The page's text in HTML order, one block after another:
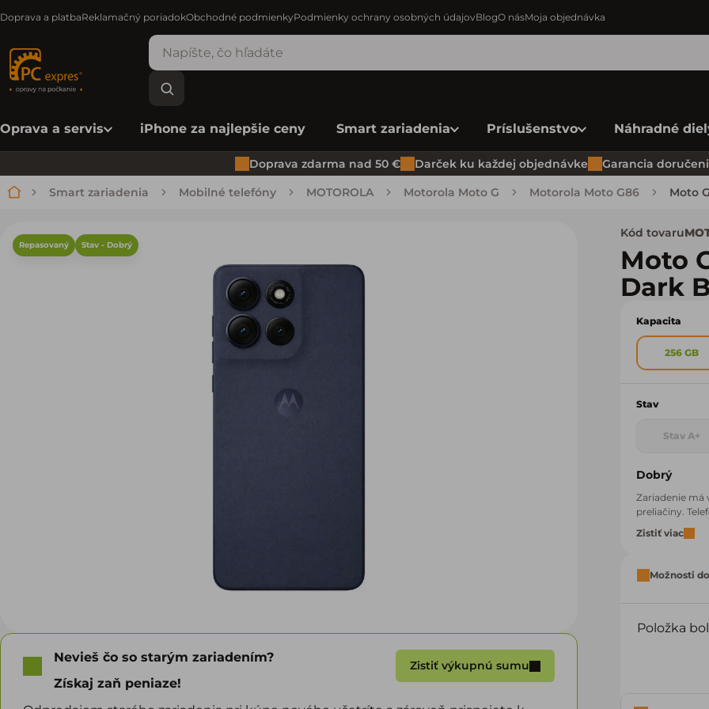
Doprava a platbaReklamačný poriadokObchodné podmienkyPodmienky ochrany osobných údajovBlogO násMoja objednávka
Oprava a servis iPhone za najlepšie ceny Smart zariadenia Príslušenstvo Náhradné
Doprava zdarma nad 50 € Darček ku každej objednávke Garancia
Domov
Smart zariadenia Mobilné telefóny MOTOROLA Motorola Moto G Motorola Moto G86 Moto
Repasovaný Stav - Dobrý
Nevieš čo so starým zariadením?
Získaj zaň peniaze!
Zistiť výkupnú sumu
Kód tovaru
Moto
Dark
Kapacita
256 GB
Stav
Stav A+
Dobrý
Zariadenie má
preliačiny.
Zistiť viac
Možnosti
Položka